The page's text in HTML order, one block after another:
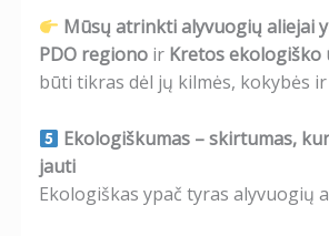
Mūsų atrinkti alyvuogių aliejai
PDO regionoir Kretos ekologiško
būti tikras dėl jų kilmės, kokybės
Ekologiškumas – skirtumas,
jauti
Ekologiškas ypač tyras alyvuogių